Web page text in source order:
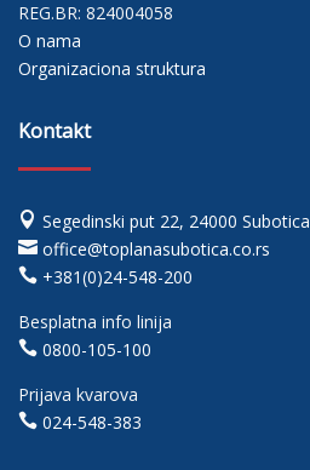
REG.BR: 824004058
O nama
Organizaciona struktura
Kontakt
 Segedinski put 22, 24000 Subotica
 office@toplanasubotica.co.rs
 +381(0)24-548-200
Besplatna info linija
 0800-105-100
Prijava kvarova
 024-548-383